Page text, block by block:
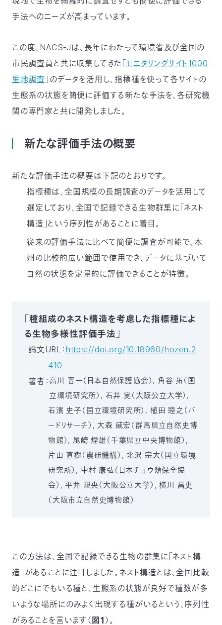
手法へのニーズが高まっています。
この度、NACS-Jは、長年にわたって環境省及び全国の
市民調査員と共に収集してきた「 モニタリングサイト1000
里地調査 」のデータを活用し、指標種を使って各サイトの
生態系の状態を簡便に評価する新たな手法を、各研究機
関の専門家と共に開発しました。
新たな評価手法の概要
新たな評価手法の概要は下記のとおりです。
指標種は、全国規模の長期調査のデータを活用して
選定しており、全国で記録できる生物群集に「ネスト
構造」という序列性があることに着目。
従来の評価手法に比べて簡便に調査が可能で、本
州の比較的広い範囲で使用でき、データに基づいて
自然の状態を定量的に評価できることが特徴。
「種組成のネスト構造を考慮した指標種によ
る生物多様性評価手法」
論文URL： https://doi.org/10.18960/hozen.2
410
著者： 高川 晋一（日本自然保護協会）, 角谷 拓（国
立環境研究所）, 石井 実（大阪公立大学）,
石濱 史子（国立環境研究所）, 植田 睦之（バ
ードリサーチ）, 大森 威宏（群馬県立自然史博
物館）, 尾崎 煙雄（千葉県立中央博物館）,
片山 直樹（農研機構）, 北沢 宗大（国立環境
研究所）, 中村 康弘（日本チョウ類保全協
会）, 平井 規央（大阪公立大学）, 横川 昌史
（大阪市立自然史博物館）
この方法は、全国で記録できる生物の群集に「ネスト構
造」があることに注目しました。ネスト構造とは、全国比較
的どこにでもいる種と、生態系の状態が良好で種数が多
いような場所にのみよく出現する種がいるという、序列性
があることを言います（ 図１）。